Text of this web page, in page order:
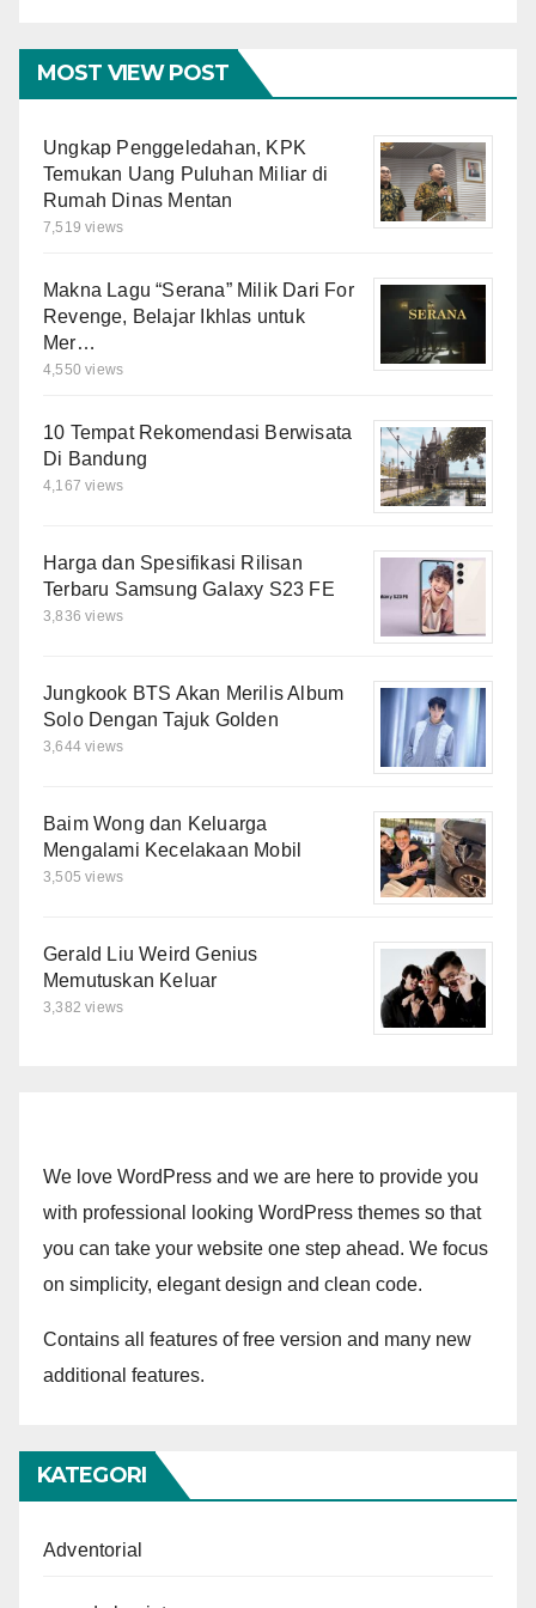
MOST VIEW POST
Ungkap Penggeledahan, KPK
Temukan Uang Puluhan Miliar di
Rumah Dinas Mentan
7,519 views
Makna Lagu “Serana” Milik Dari For
Revenge, Belajar Ikhlas untuk
Mer…
4,550 views
10 Tempat Rekomendasi Berwisata
Di Bandung
4,167 views
Harga dan Spesifikasi Rilisan
Terbaru Samsung Galaxy S23 FE
3,836 views
Jungkook BTS Akan Merilis Album
Solo Dengan Tajuk Golden
3,644 views
Baim Wong dan Keluarga
Mengalami Kecelakaan Mobil
3,505 views
Gerald Liu Weird Genius
Memutuskan Keluar
3,382 views
We love WordPress and we are here to provide you
with professional looking WordPress themes so that
you can take your website one step ahead. We focus
on simplicity, elegant design and clean code.
Contains all features of free version and many new
additional features.
KATEGORI
Adventorial